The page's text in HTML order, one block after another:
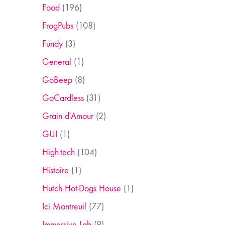
Food (196)
FrogPubs(108)
Fundy(3)
General (1)
GoBeep(8)
GoCardless(31)
Grain d'Amour(2)
GUI (1)
High-tech(104)
Histoire (1)
Hutch Hot-Dogs House (1)
Ici Montreuil (77)